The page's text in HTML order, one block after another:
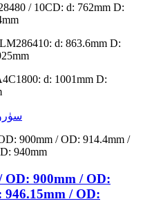
/ 10CD: d: 762mm D:
d: 863.6mm D:
d: 1001mm D:
OD: 900mm / OD:
946.15mm / OD: